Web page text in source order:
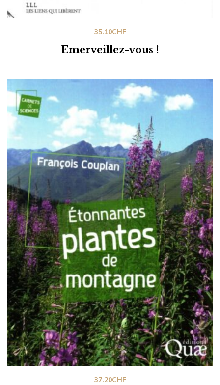
Emerveillez-vous !
35.10CHF
37.20CHF